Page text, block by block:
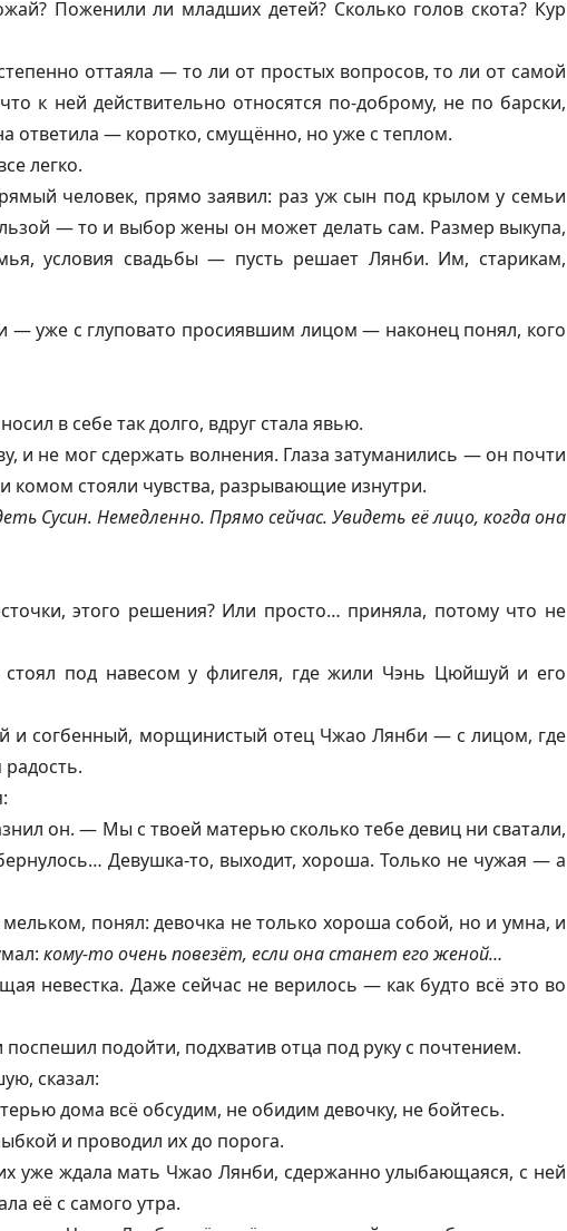
Поженили ли младших детей? Сколько голов скота? Кур
оттаяла — то ли от простых вопросов, то ли от самой
к ней действительно относятся по-доброму, не по барски,
ответила — коротко, смущённо, но уже с теплом.
легко.
человек, прямо заявил: раз уж сын под крылом у семьи
— то и выбор жены он может делать сам. Размер выкупа,
условия свадьбы — пусть решает Лянби. Им, старикам,
— уже с глуповато просиявшим лицом — наконец понял, кого
в себе так долго, вдруг стала явью.
и не мог сдержать волнения. Глаза затуманились — он почти
комом стояли чувства, разрывающие изнутри.
Сусин. Немедленно. Прямо сейчас. Увидеть её лицо, когда она
этого решения? Или просто… приняла, потому что не
под навесом у флигеля, где жили Чэнь Цюйшуй и его
согбенный, морщинистый отец Чжао Лянби — с лицом, где
радость.
он. — Мы с твоей матерью сколько тебе девиц ни сватали,
Девушка-то, выходит, хороша. Только не чужая — а
понял: девочка не только хороша собой, но и умна, и
кому-то очень повезёт, если она станет его женой…
невестка. Даже сейчас не верилось — как будто всё это во
подойти, подхватив отца под руку с почтением.
сказал:
дома всё обсудим, не обидим девочку, не бойтесь.
и проводил их до порога.
уже ждала мать Чжао Лянби, сдержанно улыбающаяся, с ней
её с самого утра.